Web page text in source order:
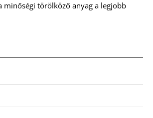
minőségi törölköző anyag a legjobb